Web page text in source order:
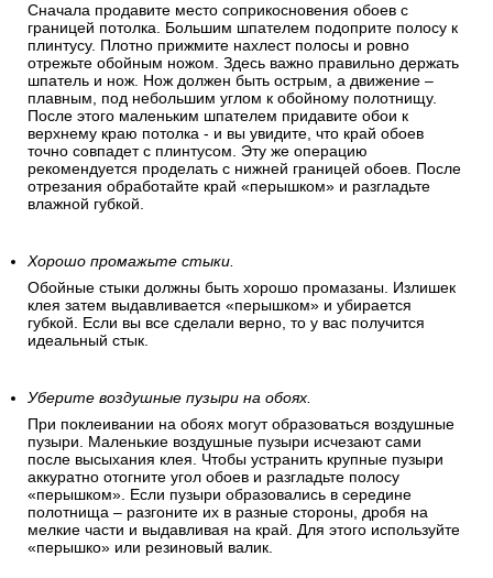
Сначала продавите место соприкосновения обоев с
границей потолка. Большим шпателем подоприте полосу к
плинтусу. Плотно прижмите нахлест полосы и ровно
отрежьте обойным ножом. Здесь важно правильно держать
шпатель и нож. Нож должен быть острым, а движение –
плавным, под небольшим углом к обойному полотнищу.
После этого маленьким шпателем придавите обои к
верхнему краю потолка - и вы увидите, что край обоев
точно совпадет с плинтусом. Эту же операцию
рекомендуется проделать с нижней границей обоев. После
отрезания обработайте край «перышком» и разгладьте
влажной губкой.
Хорошо промажьте стыки.
Обойные стыки должны быть хорошо промазаны. Излишек
клея затем выдавливается «перышком» и убирается
губкой. Если вы все сделали верно, то у вас получится
идеальный стык.
Уберите воздушные пузыри на обоях.
При поклеивании на обоях могут образоваться воздушные
пузыри. Маленькие воздушные пузыри исчезают сами
после высыхания клея. Чтобы устранить крупные пузыри
аккуратно отогните угол обоев и разгладьте полосу
«перышком». Если пузыри образовались в середине
полотнища – разгоните их в разные стороны, дробя на
мелкие части и выдавливая на край. Для этого используйте
«перышко» или резиновый валик.